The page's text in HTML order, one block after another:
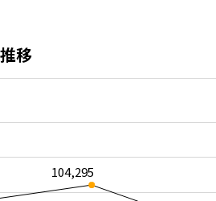
移
104,295